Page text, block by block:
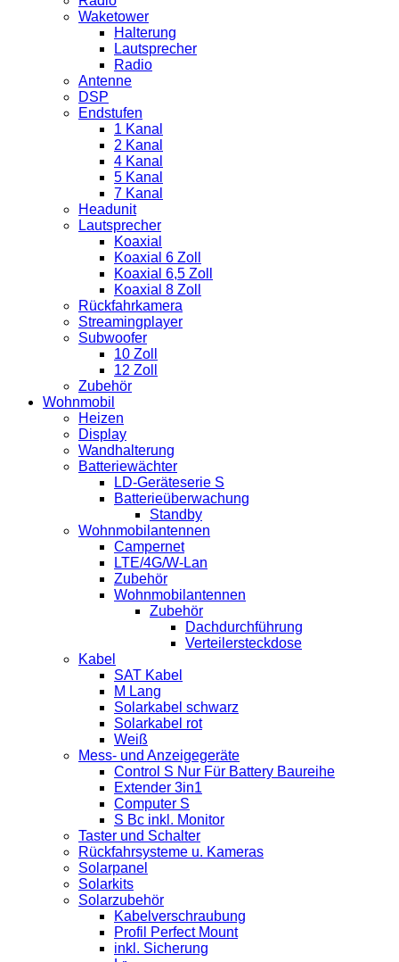
Waketower
Halterung
Lautsprecher
Radio
Antenne
DSP
Endstufen
1 Kanal
2 Kanal
4 Kanal
5 Kanal
7 Kanal
Headunit
Lautsprecher
Koaxial
Koaxial 6 Zoll
Koaxial 6,5 Zoll
Koaxial 8 Zoll
Rückfahrkamera
Streamingplayer
Subwoofer
10 Zoll
12 Zoll
Zubehör
Wohnmobil
Heizen
Display
Wandhalterung
Batteriewächter
LD-Geräteserie S
Batterieüberwachung
Standby
Wohnmobilantennen
Campernet
LTE/4G/W-Lan
Zubehör
Wohnmobilantennen
Zubehör
Dachdurchführung
Verteilersteckdose
Kabel
SAT Kabel
M Lang
Solarkabel schwarz
Solarkabel rot
Weiß
Mess- und Anzeigegeräte
Control S Nur Für Battery Baureihe
Extender 3in1
Computer S
S Bc inkl. Monitor
Taster und Schalter
Rückfahrsysteme u. Kameras
Solarpanel
Solarkits
Solarzubehör
Kabelverschraubung
Profil Perfect Mount
inkl. Sicherung